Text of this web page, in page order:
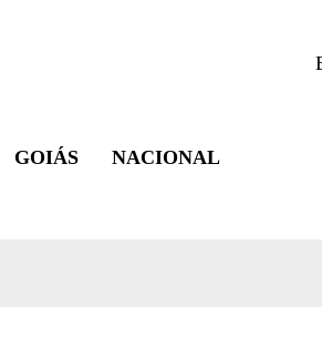
GOIÁS NACIONAL